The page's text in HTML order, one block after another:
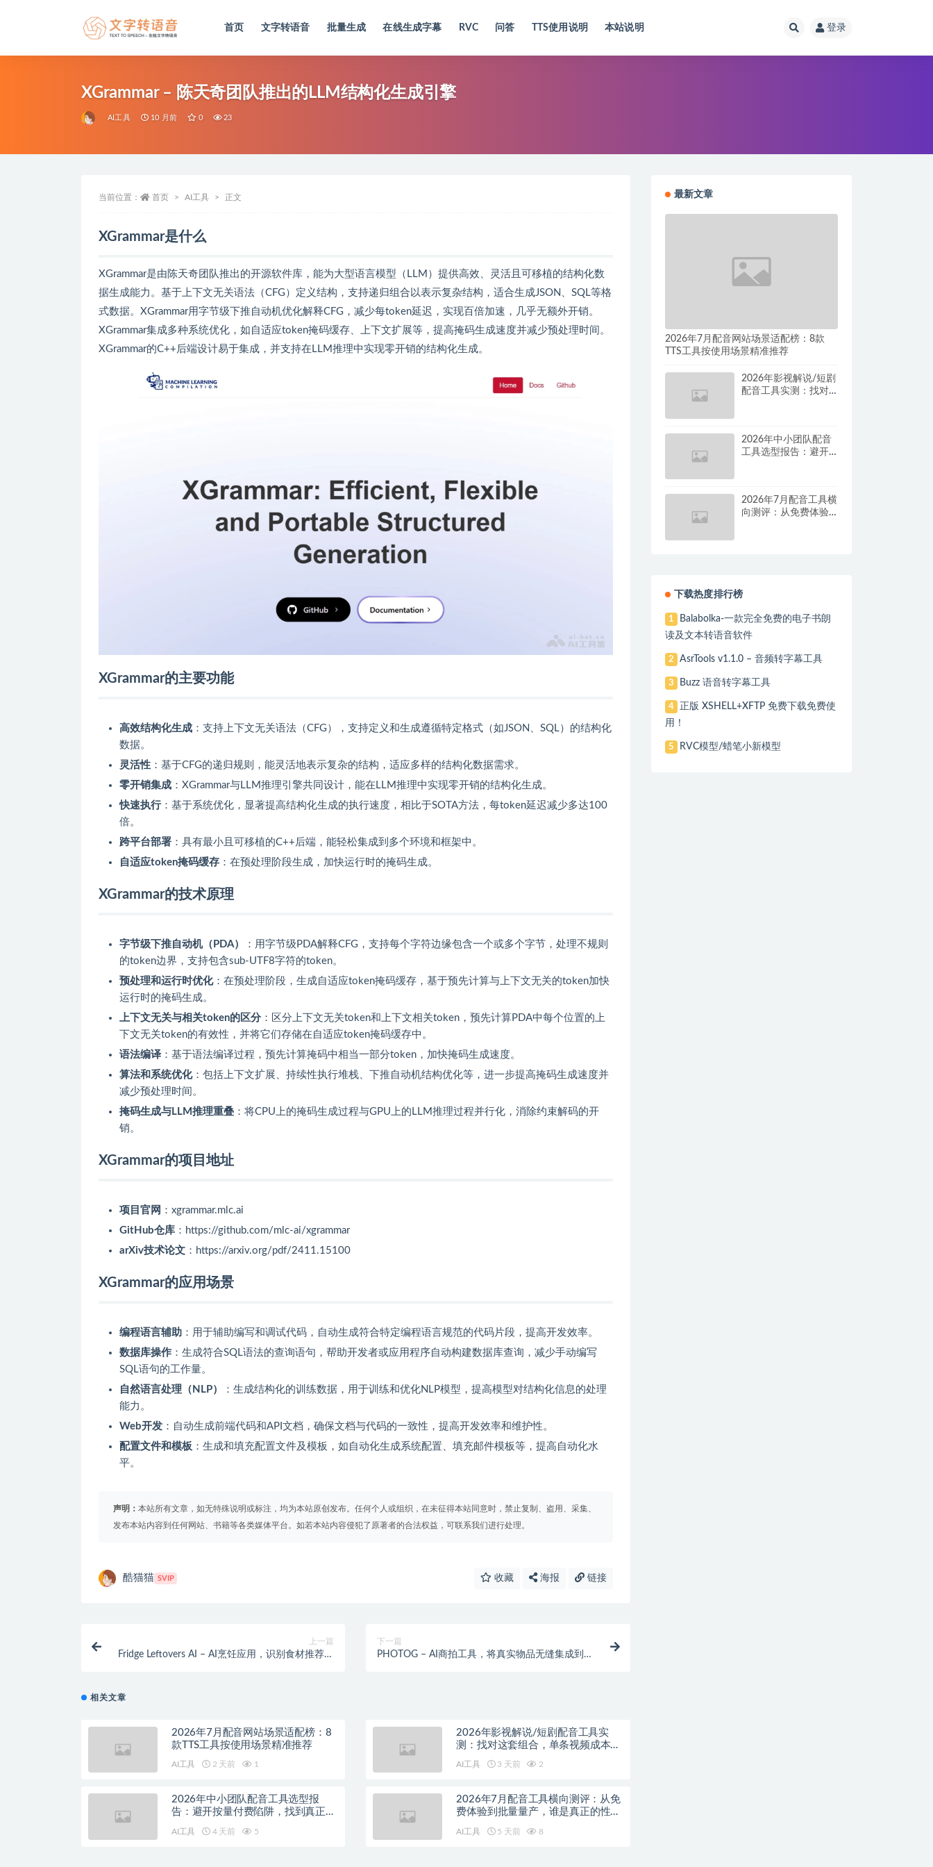
首页 文字转语音 批量生成 在线生成字幕 RVC 问答 TTS使用说明 本站说明 登录
XGrammar – 陈天奇团队推出的LLM结构化生成引擎
AI工具 10 月前 0 23
当前位置： 首页 AI工具 正文
XGrammar是什么
XGrammar是由陈天奇团队推出的开源软件库，能为大型语言模型（LLM）提供高效、灵活且可移植的结构化数
据生成能力。基于上下文无关语法（CFG）定义结构，支持递归组合以表示复杂结构，适合生成JSON、SQL等格
式数据。XGrammar用字节级下推自动机优化解释CFG，减少每token延迟，实现百倍加速，几乎无额外开销。
XGrammar集成多种系统优化，如自适应token掩码缓存、上下文扩展等，提高掩码生成速度并减少预处理时间。
XGrammar的C++后端设计易于集成，并支持在LLM推理中实现零开销的结构化生成。
XGrammar的主要功能
高效结构化生成 ：支持上下文无关语法（CFG），支持定义和生成遵循特定格式（如JSON、SQL）的结构化
数据。
灵活性 ：基于CFG的递归规则，能灵活地表示复杂的结构，适应多样的结构化数据需求。
零开销集成 ：XGrammar与LLM推理引擎共同设计，能在LLM推理中实现零开销的结构化生成。
快速执行：基于系统优化，显著提高结构化生成的执行速度，相比于SOTA方法，每token延迟减少多达100
倍。
跨平台部署 ：具有最小且可移植的C++后端，能轻松集成到多个环境和框架中。
自适应token掩码缓存 ：在预处理阶段生成，加快运行时的掩码生成。
XGrammar的技术原理
字节级下推自动机（PDA）
：用字节级PDA解释CFG，支持每个字符边缘包含一个或多个字节，处理不规则
的token边界，支持包含sub-UTF8字符的token。
预处理和运行时优化：在预处理阶段，生成自适应token掩码缓存，基于预先计算与上下文无关的token加快
运行时的掩码生成。
上下文无关与相关token的区分 ：区分上下文无关token和上下文相关token，预先计算PDA中每个位置的上
下文无关token的有效性，并将它们存储在自适应token掩码缓存中。
语法编译 ：基于语法编译过程，预先计算掩码中相当一部分token，加快掩码生成速度。
算法和系统优化：包括上下文扩展、持续性执行堆栈、下推自动机结构优化等，进一步提高掩码生成速度并
减少预处理时间。
掩码生成与LLM推理重叠 ：将CPU上的掩码生成过程与GPU上的LLM推理过程并行化，消除约束解码的开
销。
XGrammar的项目地址
项目官网 ：xgrammar.mlc.ai
GitHub仓库 ：https://github.com/mlc-ai/xgrammar
arXiv技术论文 ：https://arxiv.org/pdf/2411.15100
XGrammar的应用场景
编程语言辅助 ：用于辅助编写和调试代码，自动生成符合特定编程语言规范的代码片段，提高开发效率。
数据库操作 ：生成符合SQL语法的查询语句，帮助开发者或应用程序自动构建数据库查询，减少手动编写
SQL语句的工作量。
自然语言处理（NLP）
：生成结构化的训练数据，用于训练和优化NLP模型，提高模型对结构化信息的处理
能力。
Web开发 ：自动生成前端代码和API文档，确保文档与代码的一致性，提高开发效率和维护性。
配置文件和模板 ：生成和填充配置文件及模板，如自动化生成系统配置、填充邮件模板等，提高自动化水
平。
声明： 本站所有文章，如无特殊说明或标注，均为本站原创发布。任何个人或组织，在未征得本站同意时，禁止复制、盗用、采集、
发布本站内容到任何网站、书籍等各类媒体平台。如若本站内容侵犯了原著者的合法权益，可联系我们进行处理。
酷猫猫 SVIP 收藏 海报 链接
上一篇
Fridge Leftovers AI – AI烹饪应用，识别食材推荐个
下一篇
PHOTOG – AI商拍工具，将真实物品无缝集成到任
相关文章
2026年7月配音网站场景适配榜：8
款TTS工具按使用场景精准推荐
AI工具 2 天前 1
2026年影视解说/短剧配音工具实
测：找对这套组合，单条视频成本直
AI工具 3 天前 2
2026年中小团队配音工具选型报
告：避开按量付费陷阱，找到真正的
AI工具 4 天前 5
2026年7月配音工具横向测评：从免
费体验到批量量产，谁是真正的性价
AI工具 5 天前 8
最新文章
2026年7月配音网站场景适配榜：8款
TTS工具按使用场景精准推荐
2026年影视解说/短剧
配音工具实测：找对
2026年中小团队配音
工具选型报告：避开
2026年7月配音工具横
向测评：从免费体验
下载热度排行榜
1
Balabolka-一款完全免费的电子书朗
读及文本转语音软件
2 AsrTools v1.1.0 – 音频转字幕工具
3 Buzz 语音转字幕工具
4
正版 XSHELL+XFTP 免费下载免费使
用！
5 RVC模型/蜡笔小新模型